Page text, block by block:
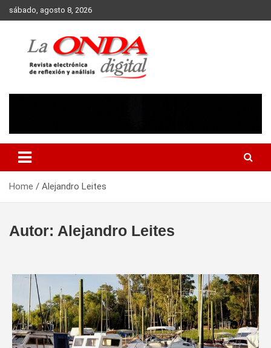
Skip
to
sábado, agosto 8, 2026
Home Alejandro Leites
Autor: Alejandro Leites